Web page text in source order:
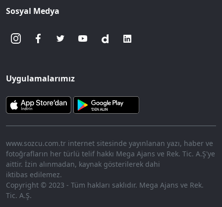
Sosyal Medya
Uygulamalarımız
www.sozcu.com.tr internet sitesinde yayınlanan yazı, haber ve
fotoğrafların her türlü telif hakkı Mega Ajans ve Rek. Tic. A.Ş'ye
aittir. İzin alınmadan, kaynak gösterilerek dahi
iktibas edilemez.
Copyright © 2023 - Tüm hakları saklıdır. Mega Ajans ve Rek.
Tic. A.Ş.